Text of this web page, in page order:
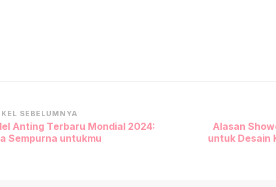
SEBELUMNYA
Anting Terbaru Mondial 2024:
Sempurna untukmu
Alasan
untuk Desain